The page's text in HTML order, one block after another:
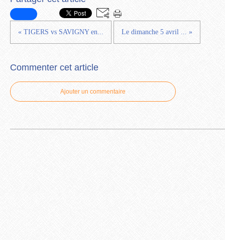
« TIGERS vs SAVIGNY en... Le dimanche 5 avril ... »
Commenter cet article
Ajouter un commentaire